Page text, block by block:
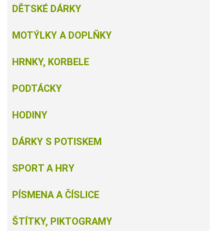
DĚTSKÉ DÁRKY
MOTÝLKY A DOPLŇKY
HRNKY, KORBELE
PODTÁCKY
HODINY
DÁRKY S POTISKEM
SPORT A HRY
PÍSMENA A ČÍSLICE
ŠTÍTKY, PIKTOGRAMY